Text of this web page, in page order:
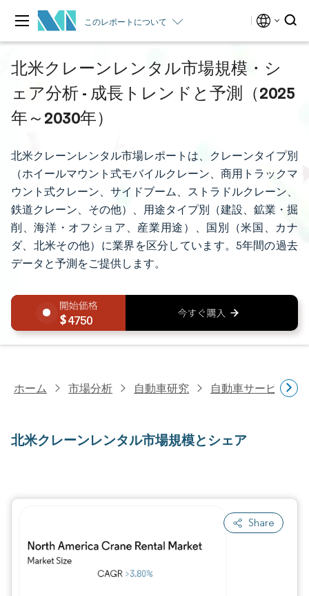
このレポートについて
北米クレーンレンタル市場規模・シ
ェア分析 - 成長トレンドと予測（2025
年～2030年）
北米クレーンレンタル市場レポートは、クレーンタイプ別
（ホイールマウント式モバイルクレーン、商用トラックマ
ウント式クレーン、サイドブーム、ストラドルクレーン、
鉄道クレーン、その他）、用途タイプ別（建設、鉱業・掘
削、海洋・オフショア、産業用途）、国別（米国、カナ
ダ、北米その他）に業界を区分しています。5年間の過去
データと予測をご提供します。
4750
ホーム 市場分析 自動車研究 自動車サービス研究
北米クレーンレンタル市場規模とシェア
Share